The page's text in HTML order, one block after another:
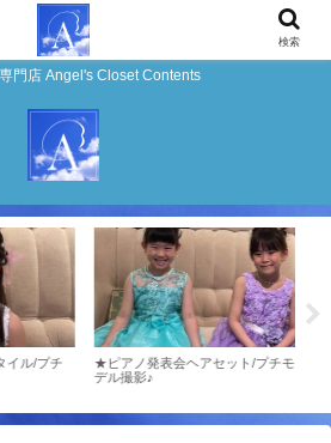
門店 Angel's Closet Contents
/プチ
★ピアノ発表会ヘアセット/プチモ
デル撮影♪
検索